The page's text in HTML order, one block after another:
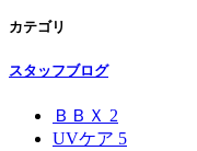
カテゴリ
スタッフブログ
ＢＢＸ 2
UVケア 5